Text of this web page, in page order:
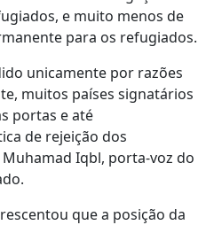
e muito menos de
para os refugiados.
unicamente por razões
muitos países signatários
portas e até
de rejeição dos
Iqbl, porta-voz do
que a posição da